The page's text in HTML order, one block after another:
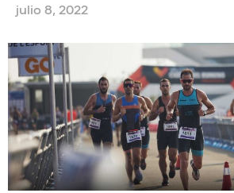
julio 8, 2022